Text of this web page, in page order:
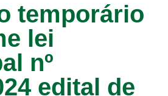
temporário
lei
nº
edital de